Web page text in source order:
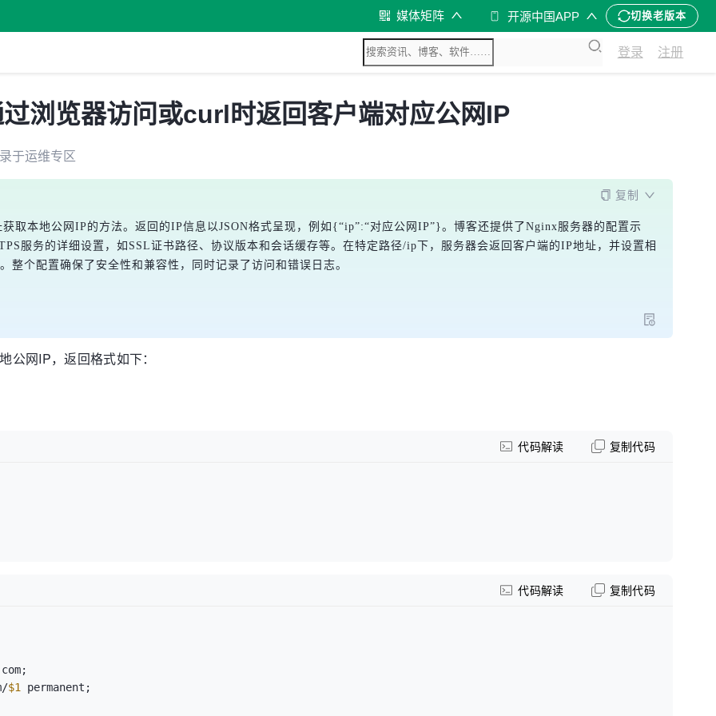
媒体矩阵 开源中国APP 切换老版本
登录 注册
浏览器访问或curl时返回客户端对应公网IP
于运维专区
复制
取本地公网IP的方法。返回的IP信息以JSON格式呈现，例如{“ip”:“对应公网IP”}。博客还提供了Nginx服务器的配置示
服务的详细设置，如SSL证书路径、协议版本和会话缓存等。在特定路径/ip下，服务器会返回客户端的IP地址，并设置相
整个配置确保了安全性和兼容性，同时记录了访问和错误日志。
网IP，返回格式如下：
代码解读 复制代码
$1 permanent;
代码解读 复制代码